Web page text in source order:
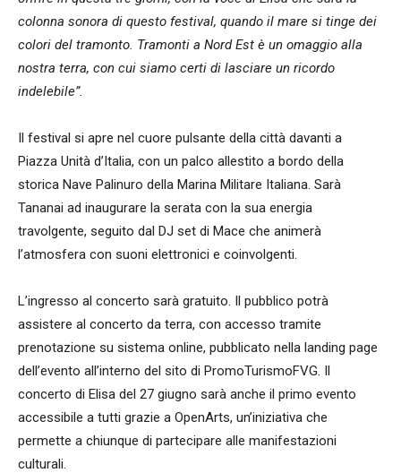
colonna sonora di questo festival, quando il mare si tinge dei
colori del tramonto. Tramonti a Nord Est è un omaggio alla
nostra terra, con cui siamo certi di lasciare un ricordo
indelebile”.
Il festival si apre nel cuore pulsante della città davanti a
Piazza Unità d’Italia, con un palco allestito a bordo della
storica Nave Palinuro della Marina Militare Italiana. Sarà
Tananai ad inaugurare la serata con la sua energia
travolgente, seguito dal DJ set di Mace che animerà
l’atmosfera con suoni elettronici e coinvolgenti.
L’ingresso al concerto sarà gratuito. Il pubblico potrà
assistere al concerto da terra, con accesso tramite
prenotazione su sistema online, pubblicato nella landing page
dell’evento all’interno del sito di PromoTurismoFVG. Il
concerto di Elisa del 27 giugno sarà anche il primo evento
accessibile a tutti grazie a OpenArts, un’iniziativa che
permette a chiunque di partecipare alle manifestazioni
culturali.